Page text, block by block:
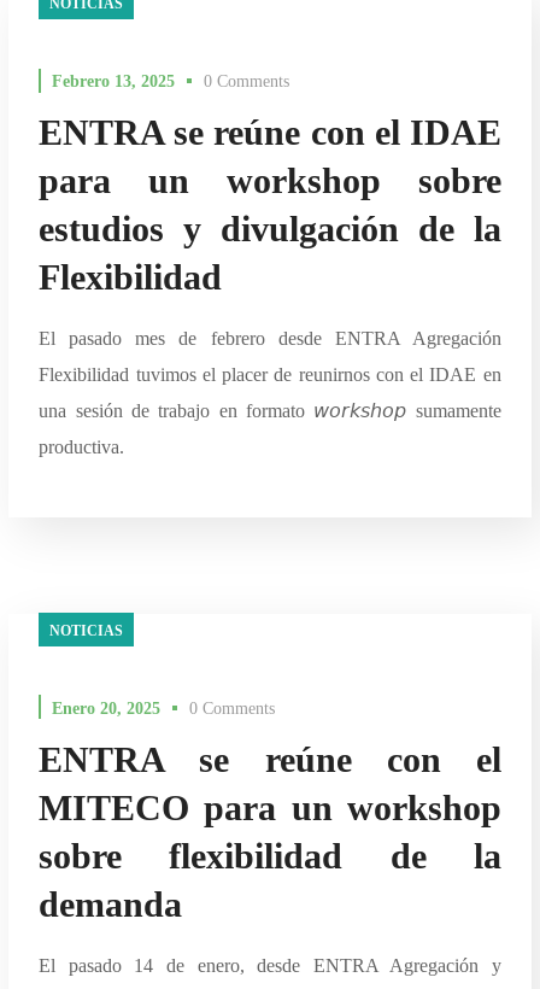
NOTICIAS
Febrero 13, 2025 0 Comments
ENTRA se reúne con el IDAE
para un workshop sobre
estudios y divulgación de la
Flexibilidad
El pasado mes de febrero desde ENTRA Agregación
Flexibilidad tuvimos el placer de reunirnos con el IDAE en
una sesión de trabajo en formato 𝘸𝘰𝘳𝘬𝘴𝘩𝘰𝘱 sumamente
productiva.
NOTICIAS
Enero 20, 2025 0 Comments
ENTRA se reúne con el
MITECO para un workshop
sobre flexibilidad de la
demanda
El pasado 14 de enero, desde ENTRA Agregación y